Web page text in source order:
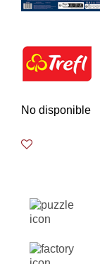
No disponible